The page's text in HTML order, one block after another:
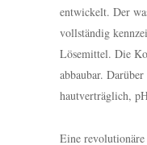
entwickelt. Der
vollständig
Lösemittel. Die
abbaubar.
hautverträglich,
Eine